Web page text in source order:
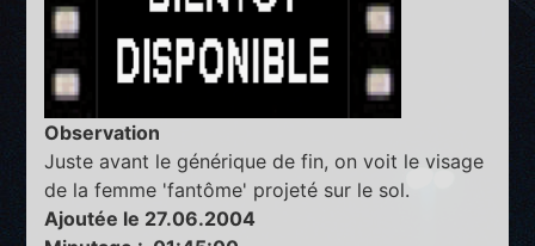
Observation
Juste avant le générique de fin, on voit le visage
de la femme 'fantôme' projeté sur le sol.
Ajoutée le 27.06.2004